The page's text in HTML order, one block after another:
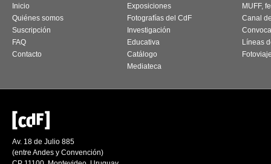
Inicio
Quiénes somos
Suscripción
FAQ
Contacto
Exposiciones
Fotografías del CdF
Investigación
Educativa
Catálogo
Mediateca
MUFF,
Canal
Líneas
Av. 18 de Julio 885
(entre Andes y Convención)